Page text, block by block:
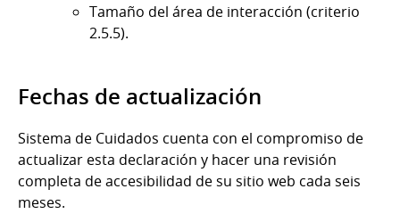
Tamaño del área de interacción (criterio
2.5.5).
Fechas de actualización
Sistema de Cuidados cuenta con el compromiso de
actualizar esta declaración y hacer una revisión
completa de accesibilidad de su sitio web cada seis
meses.